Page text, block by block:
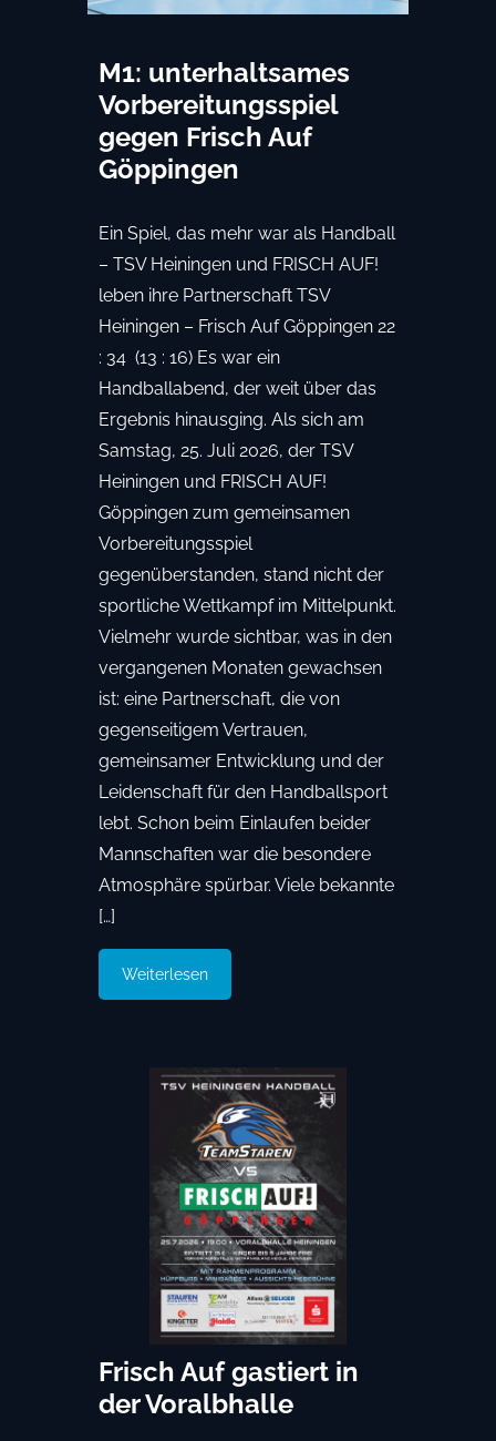
M1: unterhaltsames
Vorbereitungsspiel
gegen Frisch Auf
Göppingen
Ein Spiel, das mehr war als Handball
– TSV Heiningen und FRISCH AUF!
leben ihre Partnerschaft TSV
Heiningen – Frisch Auf Göppingen 22
: 34 (13 : 16) Es war ein
Handballabend, der weit über das
Ergebnis hinausging. Als sich am
Samstag, 25. Juli 2026, der TSV
Heiningen und FRISCH AUF!
Göppingen zum gemeinsamen
Vorbereitungsspiel
gegenüberstanden, stand nicht der
sportliche Wettkampf im Mittelpunkt.
Vielmehr wurde sichtbar, was in den
vergangenen Monaten gewachsen
ist: eine Partnerschaft, die von
gegenseitigem Vertrauen,
gemeinsamer Entwicklung und der
Leidenschaft für den Handballsport
lebt. Schon beim Einlaufen beider
Mannschaften war die besondere
Atmosphäre spürbar. Viele bekannte
[…]
Weiterlesen
Frisch Auf gastiert in
der Voralbhalle